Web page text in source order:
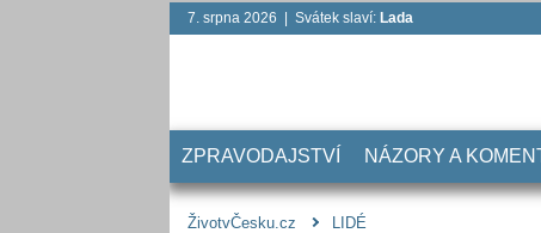
7. srpna 2026 | Svátek slaví: Lada
ZPRAVODAJSTVÍ NÁZORY A
ŽivotvČesku.cz LIDÉ